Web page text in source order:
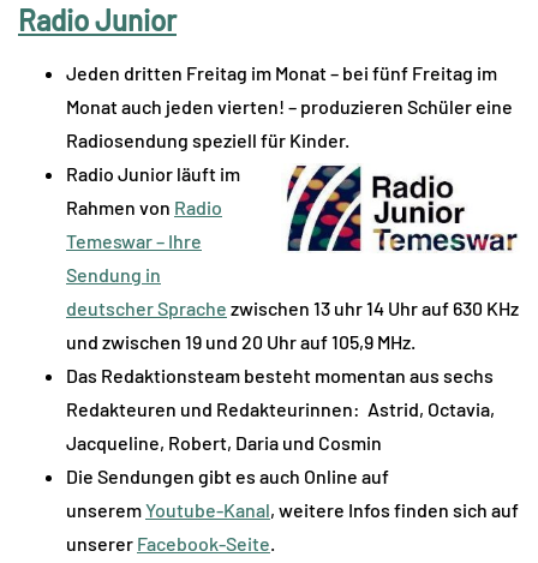
Radio Junior
Jeden dritten Freitag im Monat – bei fünf Freitag im
Monat auch jeden vierten! – produzieren Schüler eine
Radiosendung speziell für Kinder.
Radio Junior läuft im
Rahmen von Radio
Temeswar – Ihre
Sendung in
deutscher Sprache zwischen 13 uhr 14 Uhr auf 630 KHz
und zwischen 19 und 20 Uhr auf 105,9 MHz.
Das Redaktionsteam besteht momentan aus sechs
Redakteuren und Redakteurinnen: Astrid, Octavia,
Jacqueline, Robert, Daria und Cosmin
Die Sendungen gibt es auch Online auf
unseremYoutube-Kanal, weitere Infos finden sich auf
unserer Facebook-Seite.